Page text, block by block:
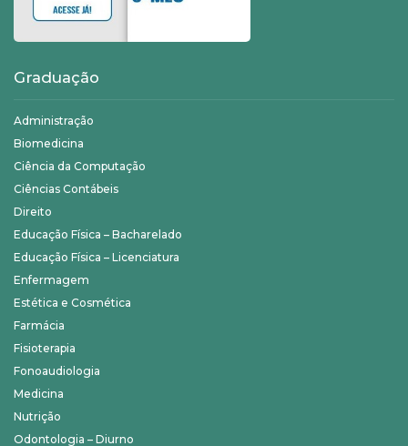
Graduação
Administração
Biomedicina
Ciência da Computação
Ciências Contábeis
Direito
Educação Física – Bacharelado
Educação Física – Licenciatura
Enfermagem
Estética e Cosmética
Farmácia
Fisioterapia
Fonoaudiologia
Medicina
Nutrição
Odontologia – Diurno